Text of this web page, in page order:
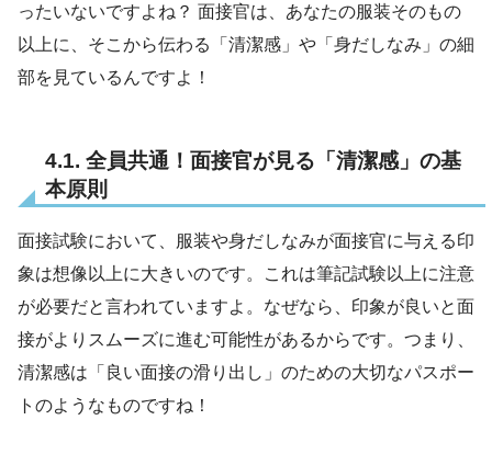
ったいないですよね？ 面接官は、あなたの服装そのもの
以上に、そこから伝わる「清潔感」や「身だしなみ」の細
部を見ているんですよ！
4.1. 全員共通！面接官が見る「清潔感」の基
本原則
面接試験において、服装や身だしなみが面接官に与える印
象は想像以上に大きいのです。これは筆記試験以上に注意
が必要だと言われていますよ。なぜなら、印象が良いと面
接がよりスムーズに進む可能性があるからです。つまり、
清潔感は「良い面接の滑り出し」のための大切なパスポー
トのようなものですね！